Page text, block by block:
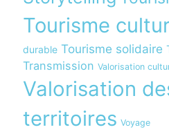
Tourisme
durable Tourisme solidaire
Transmission Valorisation
Valorisation
territoires Voyage